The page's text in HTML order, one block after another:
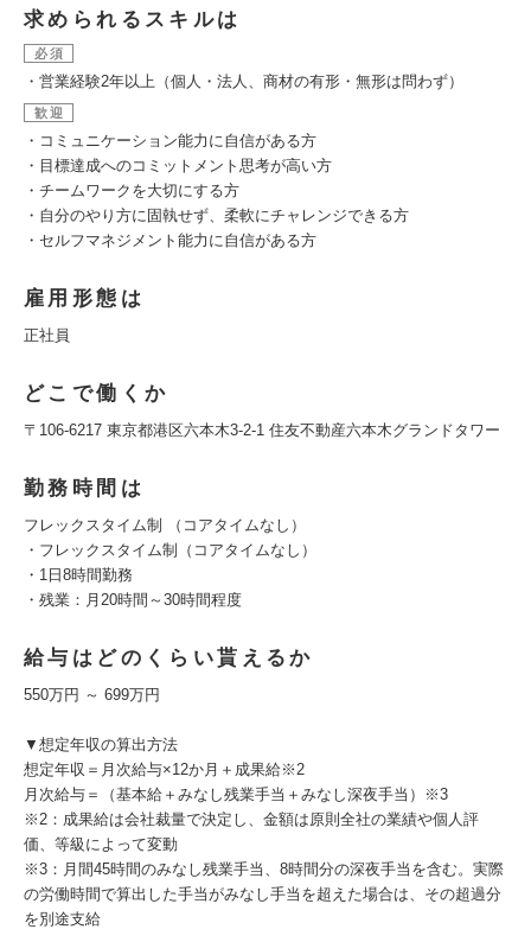
求められるスキルは
必須
・営業経験2年以上（個人・法人、商材の有形・無形は問わず）
歓迎
・コミュニケーション能力に自信がある方
・目標達成へのコミットメント思考が高い方
・チームワークを大切にする方
・自分のやり方に固執せず、柔軟にチャレンジできる方
・セルフマネジメント能力に自信がある方
雇用形態は
正社員
どこで働くか
〒106-6217 東京都港区六本木3-2-1 住友不動産六本木グランドタワー
勤務時間は
フレックスタイム制 （コアタイムなし）
・フレックスタイム制（コアタイムなし）
・1日8時間勤務
・残業：月20時間～30時間程度
給与はどのくらい貰えるか
550万円 ～ 699万円
▼想定年収の算出方法
想定年収＝月次給与×12か月＋成果給※2
月次給与＝（基本給＋みなし残業手当＋みなし深夜手当）※3
※2：成果給は会社裁量で決定し、金額は原則全社の業績や個人評
価、等級によって変動
※3：月間45時間のみなし残業手当、8時間分の深夜手当を含む。実際
の労働時間で算出した手当がみなし手当を超えた場合は、その超過分
を別途支給